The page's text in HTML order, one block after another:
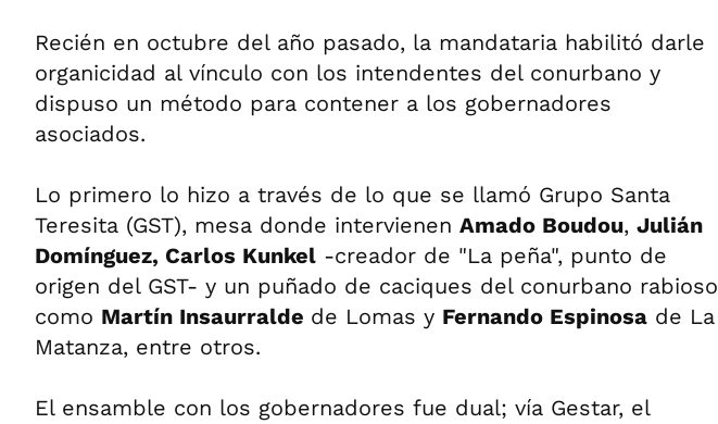
Recién en octubre del año pasado, la mandataria habilitó darle
organicidad al vínculo con los intendentes del conurbano y
dispuso un método para contener a los gobernadores
asociados.
Lo primero lo hizo a través de lo que se llamó Grupo Santa
Teresita (GST), mesa donde intervienen Amado Boudou, Julián
Domínguez, Carlos Kunkel -creador de "La peña", punto de
origen del GST- y un puñado de caciques del conurbano rabioso
como Martín Insaurralde de Lomas y Fernando Espinosa de La
Matanza, entre otros.
El ensamble con los gobernadores fue dual; vía Gestar, el